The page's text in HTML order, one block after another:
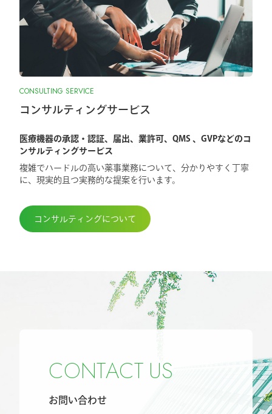
CONSULTING SERVICE
コンサルティングサービス
医療機器の承認・認証、届出、業許可、QMS 、GVPなどのコ
ンサルティングサービス
複雑でハードルの高い薬事業務について、分かりやすく丁寧
に、現実的且つ実務的な提案を行います。
コンサルティングについて
CONTACT US
お問い合わせ